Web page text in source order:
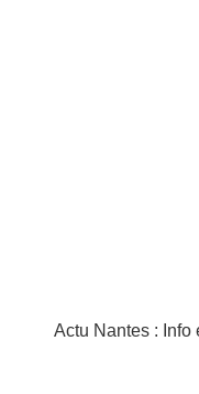
Actu Nantes : Info